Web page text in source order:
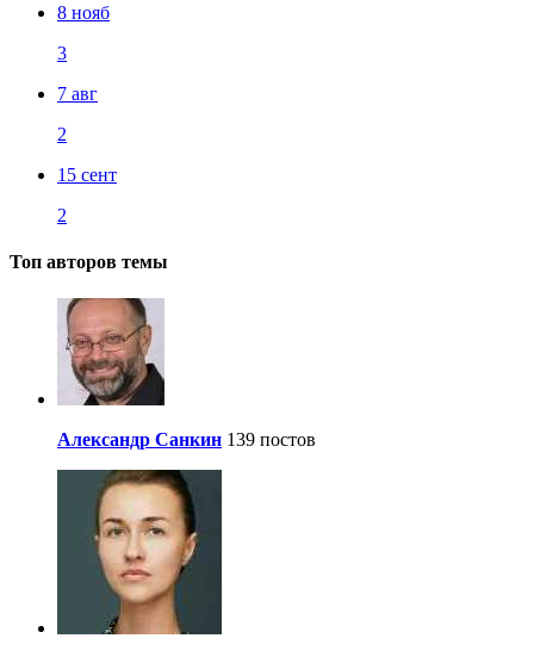
8 нояб
3
7 авг
2
15 сент
2
Топ авторов темы
Александр Санкин 139 постов